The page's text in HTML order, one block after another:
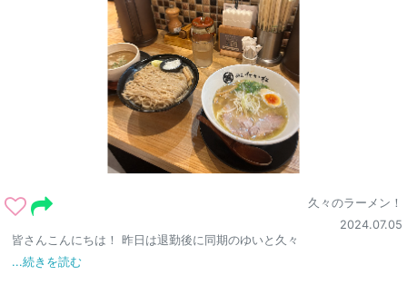
久々のラーメン！
2024.07.05
皆さんこんにちは！ 昨日は退勤後に同期のゆいと久々
...続きを読む